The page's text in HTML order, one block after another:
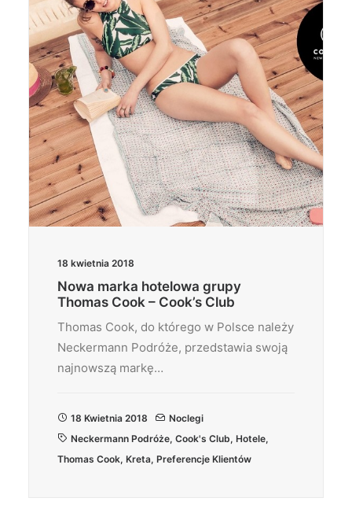
18 kwietnia 2018
Nowa marka hotelowa grupy
Thomas Cook – Cook’s Club
Thomas Cook, do którego w Polsce należy
Neckermann Podróże, przedstawia swoją
najnowszą markę…
18 Kwietnia 2018
Noclegi
Neckermann Podróże, Cook's Club, Hotele,
Thomas Cook, Kreta, Preferencje Klientów